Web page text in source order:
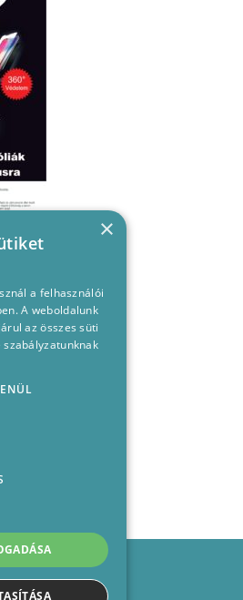
Impresszum
Médiajánlat
×
a felhasználói
A weboldalunk
az összes süti
szabályzatunknak